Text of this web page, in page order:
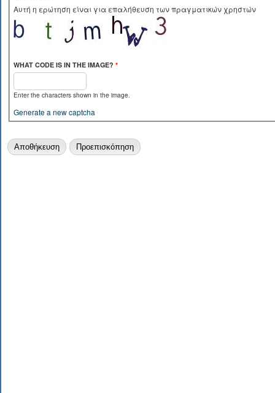
Αυτή η ερώτηση είναι για επαλήθευση των πραγματικών χρηστών
WHAT CODE IS IN THE IMAGE? *
Enter the characters shown in the image.
Generate a new captcha